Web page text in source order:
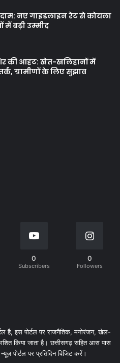
नए गाइडलाइन रेट से कोयला
में बढ़ी उम्मीद
की आहट: खेत-खलिहानों में
ग्रामीणों के लिए सुझाव
0
Subscribers
0
Followers
है, इस पोर्टल पर राजनैतिक, मनोरंजन, खेल-
किया जाता है। छत्तीसगढ़ सहित आस पास
पोर्टल पर प्रतिदिन विजिट करें।